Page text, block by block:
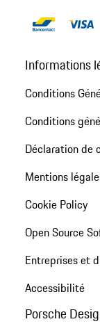
Informations
Conditions
Conditions
Déclaration de
Mentions
Cookie Policy
Open Source
Entreprises et
Accessibilité
Porsche